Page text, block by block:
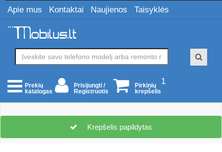
Apie mus Kontaktai Naujienos Taisyklės
Prekių
katalogas
Prisijungti /
Registruotis
1
Pirkinių
krepšelis
Krepšelis papildytas